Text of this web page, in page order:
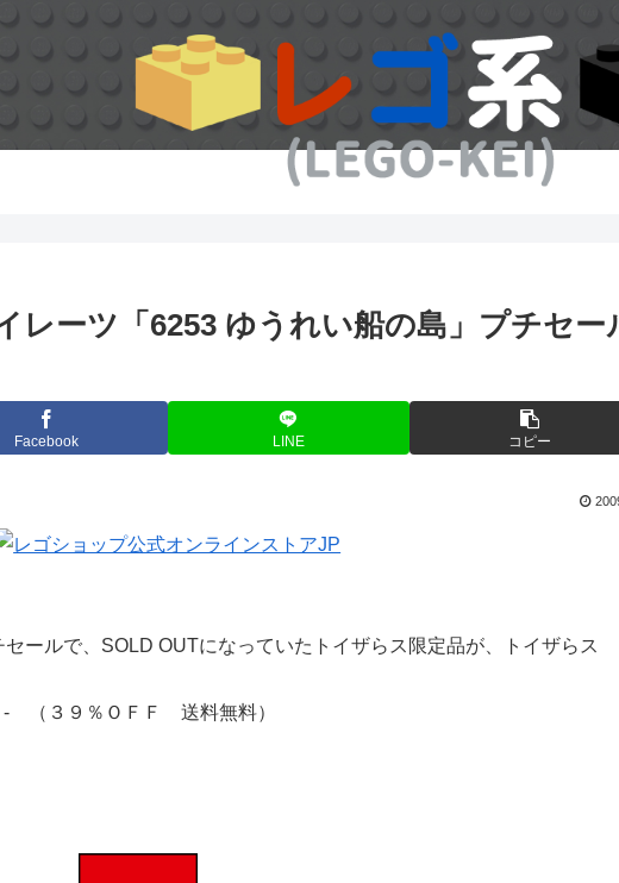
レーツ「6253 ゆうれい船の島」プチセー
Facebook LINE コピー
ールで、SOLD OUTになっていたトイザらス限定品が、トイザらス
（３９％ＯＦＦ 送料無料）